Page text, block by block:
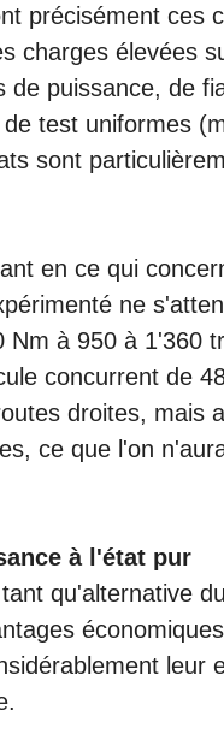
précisément ces
charges élevées
puissance, de
test uniformes
sont
en ce qui
ne
à 950 à 1'360
concurrent de
droites, mais
ce que l'on
à l'état pur
qu'alternative
leur